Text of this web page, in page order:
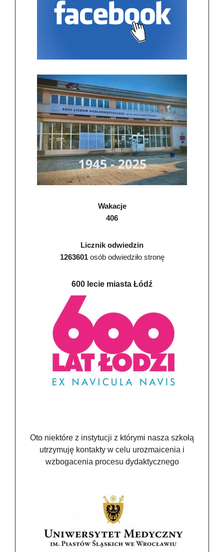
Wakacje
406
Licznik odwiedzin
1263601osób odwiedziło stronę
600 lecie miasta Łódź
Oto niektóre z instytucji z którymi nasza szkołą
utrzymuję kontakty w celu urozmaicenia i
wzbogacenia procesu dydaktycznego